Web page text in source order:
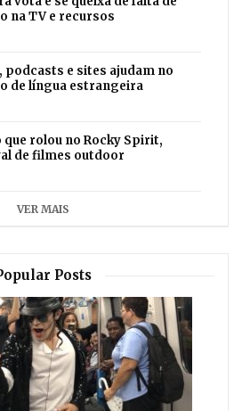
na TV e recursos
podcasts e sites ajudam no
de língua estrangeira
que rolou no Rocky Spirit,
de filmes outdoor
VER MAIS
Posts